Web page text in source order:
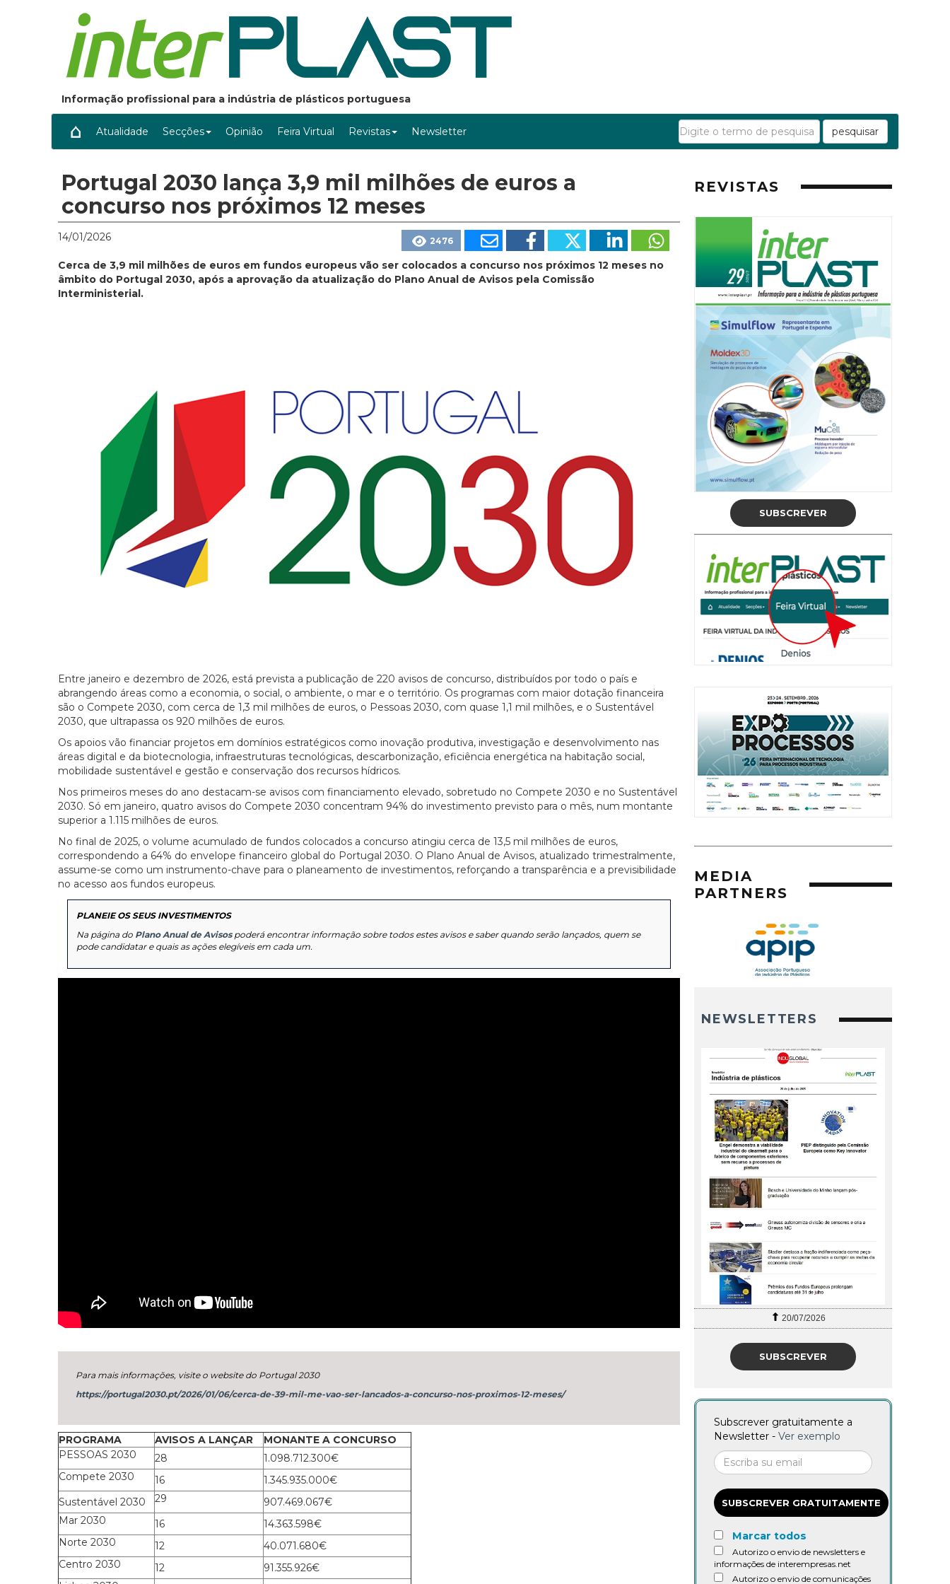
Informação profissional para a indústria de plásticos portuguesa
Atualidade Secções Opinião Feira Virtual Revistas Newsletter pesquisar
Portugal 2030 lança 3,9 mil milhões de euros a
concurso nos próximos 12 meses
14/01/2026 2476
Cerca de 3,9 mil milhões de euros em fundos europeus vão ser colocados a concurso nos próximos 12 meses no
âmbito do Portugal 2030, após a aprovação da atualização do Plano Anual de Avisos pela Comissão
Interministerial.
Entre janeiro e dezembro de 2026, está prevista a publicação de 220 avisos de concurso, distribuídos por todo o país e
abrangendo áreas como a economia, o social, o ambiente, o mar e o território. Os programas com maior dotação financeira
são o Compete 2030, com cerca de 1,3 mil milhões de euros, o Pessoas 2030, com quase 1,1 mil milhões, e o Sustentável
2030, que ultrapassa os 920 milhões de euros.
Os apoios vão financiar projetos em domínios estratégicos como inovação produtiva, investigação e desenvolvimento nas
áreas digital e da biotecnologia, infraestruturas tecnológicas, descarbonização, eficiência energética na habitação social,
mobilidade sustentável e gestão e conservação dos recursos hídricos.
Nos primeiros meses do ano destacam-se avisos com financiamento elevado, sobretudo no Compete 2030 e no Sustentável
2030. Só em janeiro, quatro avisos do Compete 2030 concentram 94% do investimento previsto para o mês, num montante
superior a 1.115 milhões de euros.
No final de 2025, o volume acumulado de fundos colocados a concurso atingiu cerca de 13,5 mil milhões de euros,
correspondendo a 64% do envelope financeiro global do Portugal 2030. O Plano Anual de Avisos, atualizado trimestralmente,
assume-se como um instrumento-chave para o planeamento de investimentos, reforçando a transparência e a previsibilidade
no acesso aos fundos europeus.
PLANEIE OS SEUS INVESTIMENTOS
Na página do Plano Anual de Avisos poderá encontrar informação sobre todos estes avisos e saber quando serão lançados, quem se
pode candidatar e quais as ações elegíveis em cada um.
Para mais informações, visite o website do Portugal 2030
https://portugal2030.pt/2026/01/06/cerca-de-39-mil-me-vao-ser-lancados-a-concurso-nos-proximos-12-meses/
PROGRAMA AVISOS A LANÇAR
MONANTE A CONCURSO
PESSOAS 2030
28
1.098.712.300€
Compete 2030
16
1.345.935.000€
Sustentável 2030
29
907.469.067€
Mar 2030
16
14.363.598€
Norte 2030
12
40.071.680€
Centro 2030
12
91.355.926€
REVISTAS
SUBSCREVER
MEDIA
PARTNERS
NEWSLETTERS
20/07/2026
SUBSCREVER
Subscrever gratuitamente a
Newsletter - Ver exemplo
SUBSCREVER GRATUITAMENTE
Marcar todos
Autorizo o envio de newsletters e
informações de interempresas.net
Autorizo o envio de comunicações